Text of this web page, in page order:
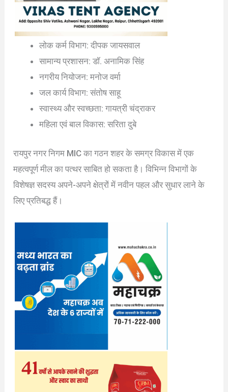
लोक कर्म विभाग: दीपक जायसवाल
सामान्य प्रशासन: डॉ. अनामिक सिंह
नगरीय नियोजन: मनोज वर्मा
जल कार्य विभाग: संतोष साहू
स्वास्थ्य और स्वच्छता: गायत्री चंद्राकर
महिला एवं बाल विकास: सरिता दुबे
रायपुर नगर निगम MIC का गठन शहर के समग्र विकास में एक
महत्वपूर्ण मील का पत्थर साबित हो सकता है। विभिन्न विभागों के
विशेषज्ञ सदस्य अपने-अपने क्षेत्रों में नवीन पहल और सुधार लाने के
लिए प्रतिबद्ध हैं।